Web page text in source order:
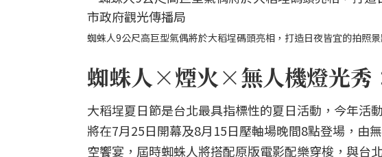
蜘蛛人9公尺高巨型氣偶將於大稻埕碼頭亮相，打造日夜皆宜的拍照
蜘蛛人×煙火×無人機燈光秀
大稻埕夏日節是台北最具指標性的夏日活動，今年
將在7月25日開幕及8月15日壓軸場晚間8點登場，由
空饗宴，屆時蜘蛛人將搭配原版電影配樂穿梭，與台